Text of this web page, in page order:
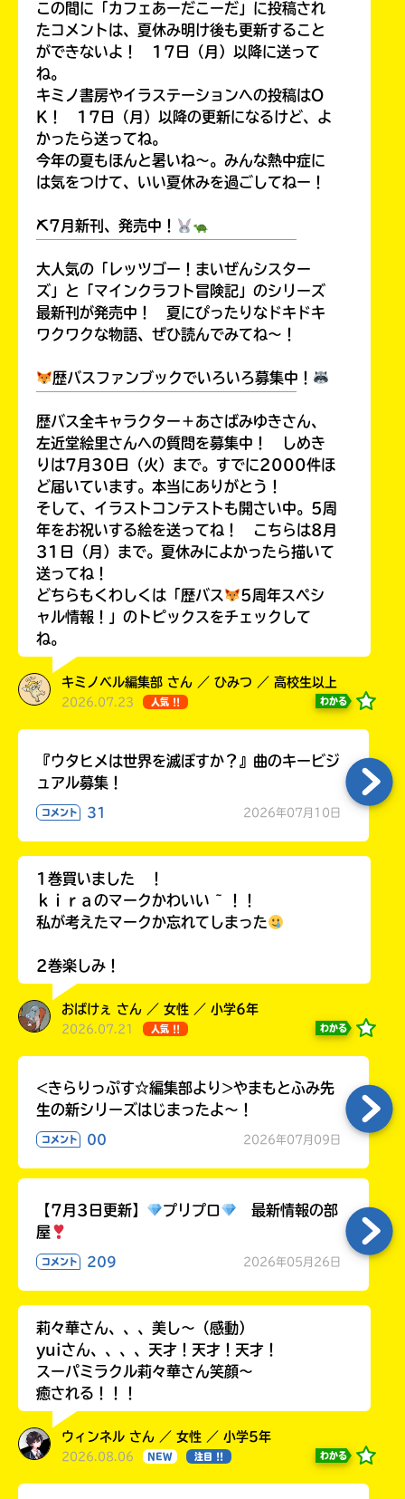
この間に「カフェあーだこーだ」に投稿され
たコメントは、夏休み明け後も更新すること
ができないよ！ 17日（月）以降に送って
ね。
キミノ書房やイラステーションへの投稿はO
K！ 17日（月）以降の更新になるけど、よ
かったら送ってね。
今年の夏もほんと暑いね～。みんな熱中症に
は気をつけて、いい夏休みを過ごしてねー！
⛏7月新刊、発売中！
大人気の「レッツゴー！まいぜんシスター
ズ」と「マインクラフト冒険記」のシリーズ
最新刊が発売中！ 夏にぴったりなドキドキ
ワクワクな物語、ぜひ読んでみてね～！
歴バスファンブックでいろいろ募集中！
歴バス全キャラクター＋あさばみゆきさん、
左近堂絵里さんへの質問を募集中！ しめき
りは7月30日（火）まで。すでに2000件ほ
ど届いています。本当にありがとう！
そして、イラストコンテストも開さい中。5周
年をお祝いする絵を送ってね！ こちらは8月
31日（月）まで。夏休みによかったら描いて
送ってね！
どちらもくわしくは「歴バス
5周年スペシ
ャル情報！」のトピックスをチェックして
ね。
キミノベル編集部 さん ／ ひみつ ／ 高校生以上
2026.07.23 人気 !! わかる
『ウタヒメは世界を滅ぼすか？』曲のキービジ
ュアル募集！
コメント 31 2026年07月10日
1巻買いました ！
ｋｉｒａのマークかわいい ~ ！！
私が考えたマークか忘れてしまった
2巻楽しみ！
おばけぇ さん ／ 女性 ／ 小学6年
2026.07.21 人気 !! わかる
<きらりっぷす☆編集部より>やまもとふみ先
生の新シリーズはじまったよ～！
コメント 00 2026年07月09日
【7月3日更新】 プリプロ
最新情報の部
屋
コメント 209 2026年05月26日
莉々華さん、、、美し〜（感動）
yuiさん、、、、天才！天才！天才！
スーパミラクル莉々華さん笑顔〜
癒される！！！
ウィンネル さん ／ 女性 ／ 小学5年
2026.08.06 NEW 注目 !! わかる